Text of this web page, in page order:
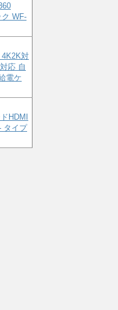
ク WF-
対
応 自
電ケ
HDMI
タイプ